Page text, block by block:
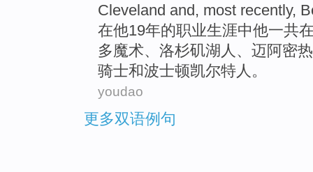
Cleveland and , most recently,
在他19年的职业生涯中他一共
多魔术、 洛杉矶湖人 、 迈阿密
骑士和波士顿凯尔特人。
youdao
更多双语例句